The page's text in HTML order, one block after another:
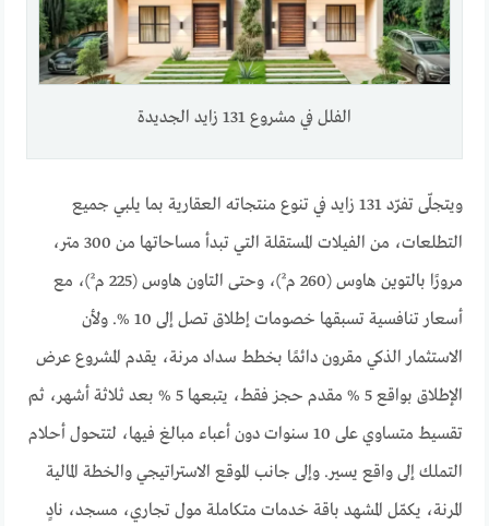
الفلل في مشروع 131 زايد الجديدة
ويتجلّى تفرّد 131 زايد في تنوع منتجاته العقارية بما يلبي جميع
التطلعات، من الفيلات المستقلة التي تبدأ مساحاتها من 300 متر،
مرورًا بـالتوين هاوس (260 م²)، وحتى التاون هاوس (225 م²)، مع
أسعار تنافسية تسبقها خصومات إطلاق تصل إلى 10 %. ولأن
الاستثمار الذكي مقرون دائمًا بخطط سداد مرنة، يقدم المشروع عرض
الإطلاق بواقع 5 % مقدم حجز فقط، يتبعها 5 % بعد ثلاثة أشهر، ثم
تقسيط متساوي على 10 سنوات دون أعباء مبالغ فيها، لتتحول أحلام
التملك إلى واقع يسير. وإلى جانب الموقع الاستراتيجي والخطة المالية
المرنة، يكمّل المشهد باقة خدمات متكاملة مول تجاري، مسجد، نادٍ